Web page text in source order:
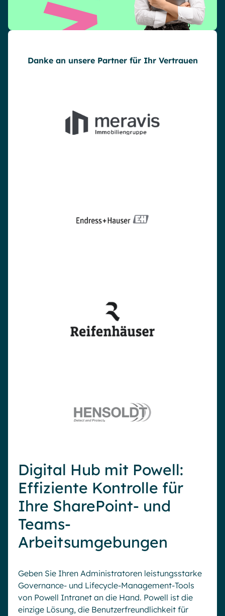
Danke an unsere Partner für Ihr Vertrauen
Digital Hub mit Powell:
Effiziente Kontrolle für
Ihre SharePoint- und
Teams-
Arbeitsumgebungen
Geben Sie Ihren Administratoren leistungsstarke
Governance- und Lifecycle-Management-Tools
von Powell Intranet an die Hand. Powell ist die
einzige Lösung, die Benutzerfreundlichkeit für